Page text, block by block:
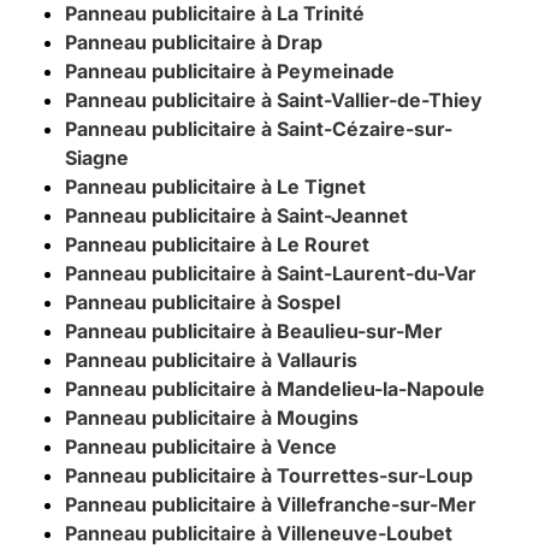
Panneau publicitaire à La Trinité
Panneau publicitaire à Drap
Panneau publicitaire à Peymeinade
Panneau publicitaire à Saint-Vallier-de-Thiey
Panneau publicitaire à Saint-Cézaire-sur-
Siagne
Panneau publicitaire à Le Tignet
Panneau publicitaire à Saint-Jeannet
Panneau publicitaire à Le Rouret
Panneau publicitaire à Saint-Laurent-du-Var
Panneau publicitaire à Sospel
Panneau publicitaire à Beaulieu-sur-Mer
Panneau publicitaire à Vallauris
Panneau publicitaire à Mandelieu-la-Napoule
Panneau publicitaire à Mougins
Panneau publicitaire à Vence
Panneau publicitaire à Tourrettes-sur-Loup
Panneau publicitaire à Villefranche-sur-Mer
Panneau publicitaire à Villeneuve-Loubet